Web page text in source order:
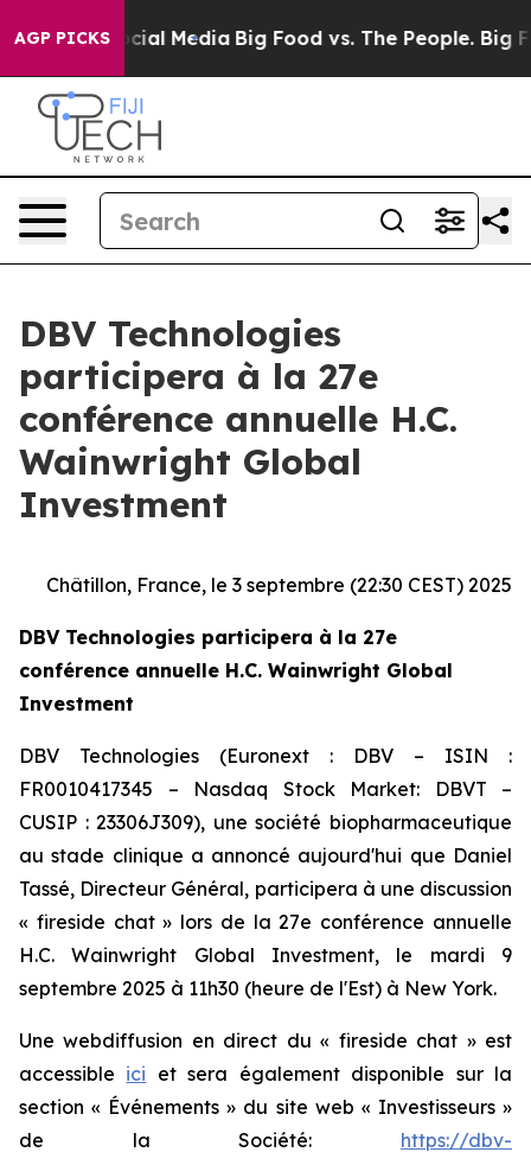
AGP PICKS
on Social Media Big Food vs. The People. Big
DBV Technologies
participera à la 27e
conférence annuelle H.C.
Wainwright Global
Investment
Châtillon, France, le 3 septembre (22:30 CEST) 2025
DBV Technologies participera à la 27e
conférence annuelle H.C. Wainwright Global
Investment
DBV Technologies (Euronext : DBV – ISIN :
FR0010417345 – Nasdaq Stock Market: DBVT –
CUSIP : 23306J309), une société biopharmaceutique
au stade clinique a annoncé aujourd'hui que Daniel
Tassé, Directeur Général, participera à une discussion
« fireside chat » lors de la 27e conférence annuelle
H.C. Wainwright Global Investment, le mardi 9
septembre 2025 à 11h30 (heure de l'Est) à New York.
Une webdiffusion en direct du « fireside chat » est
accessible ici et sera également disponible sur la
section « Événements » du site web « Investisseurs »
de la Société: https://dbv-